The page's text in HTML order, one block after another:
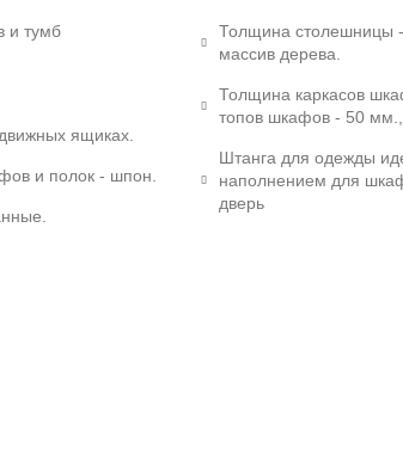
и тумб
ящиках.
и полок - шпон.
Толщина столешницы
массив дерева.
Толщина каркасов
топов шкафов - 50
Штанга для одежды
наполнением для
дверь